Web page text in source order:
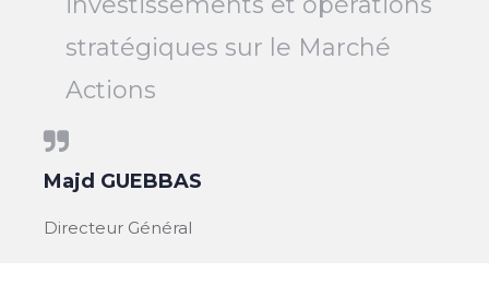
stratégiques sur le Marché
Actions
Majd GUEBBAS
Directeur Général